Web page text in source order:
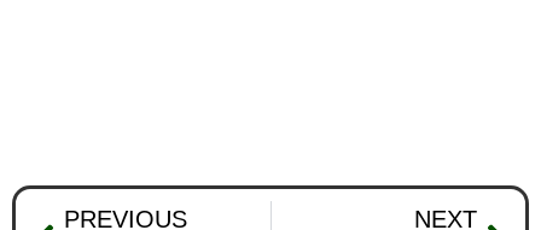
PREVIOUS NEXT